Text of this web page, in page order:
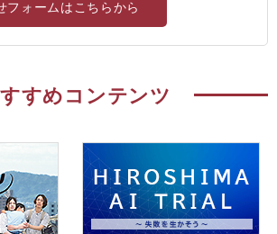
フォームはこちらから
すめコンテンツ